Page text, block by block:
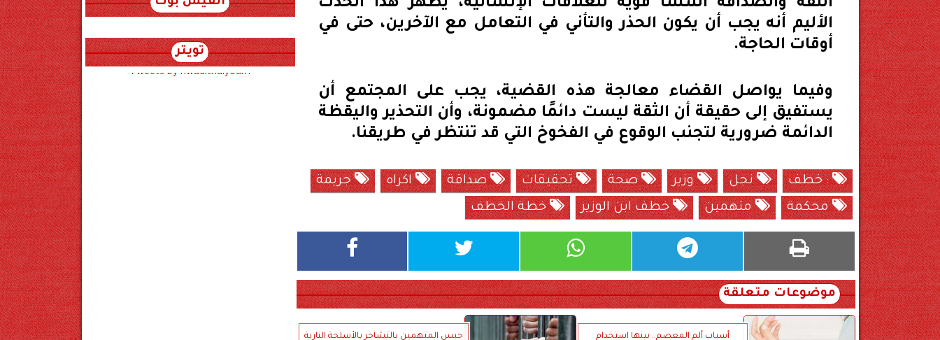
الثقة والصداقة أسسًا قوية للعلاقات الإنسانية، يظهر هذا الحدث
الأليم أنه يجب أن يكون الحذر والتأني في التعامل مع الآخرين، حتى في
أوقات الحاجة.
وفيما يواصل القضاء معالجة هذه القضية، يجب على المجتمع أن
يستفيق إلى حقيقة أن الثقة ليست دائمًا مضمونة، وأن التحذير واليقظة
الدائمة ضرورية لتجنب الوقوع في الفخوخ التي قد تنتظر في طريقنا.
: خطف نجل وزير صحة تحقيقات صداقة اكراه
جريمة
محكمة
متهمين خطف ابن الوزير خطة الخطف
موضوعات متعلقة
أسباب ألم المعصم.. بينها استخدام حبس المتهمين بالتشاجر بالأسلحة النارية
تويتر
Tweets by hwadithalyoum